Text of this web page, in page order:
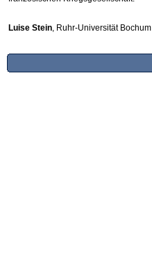
Luise Stein, Ruhr-Universität Bochum